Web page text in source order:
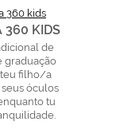
360 KIDS
de
graduação
teu filho/a
óculos
tu